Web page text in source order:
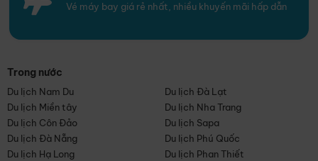
Vé máy bay giá rẻ nhất, nhiều khuyến mãi hấp dẫn
Trong nước
Du lịch Nam Du
Du lịch Đà Lạt
Du lịch Miền tây
Du lịch Nha Trang
Du lịch Côn Đảo
Du lịch Sapa
Du lịch Đà Nẵng
Du lịch Phú Quốc
Du lịch Hạ Long
Du lịch Phan Thiết